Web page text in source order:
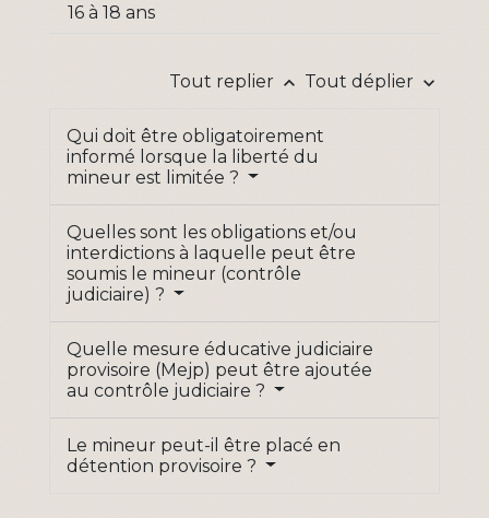
16 à 18 ans
Tout replier keyboard_arrow_up Tout déplier keyboard_arrow_down
Qui doit être obligatoirement
informé lorsque la liberté du
mineur est limitée ?
Quelles sont les obligations et/ou
interdictions à laquelle peut être
soumis le mineur (contrôle
judiciaire) ?
Quelle mesure éducative judiciaire
provisoire (Mejp) peut être ajoutée
au contrôle judiciaire ?
Le mineur peut-il être placé en
détention provisoire ?